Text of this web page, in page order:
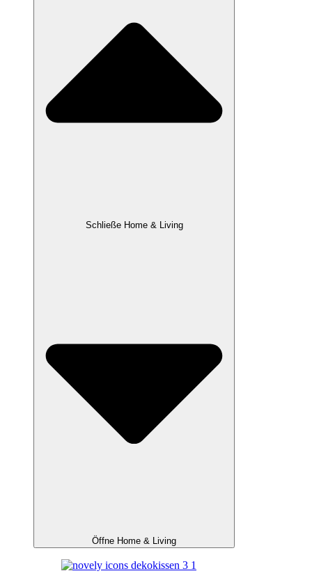
Schließe Home & Living
Öffne Home & Living